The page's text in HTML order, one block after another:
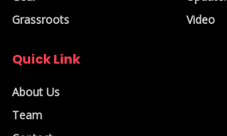
Grassroots
Video
Quick Link
About Us
Team